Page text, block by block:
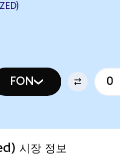
FON
시장 정보